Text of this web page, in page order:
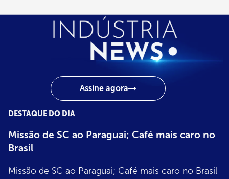
News
Assine agora
DESTAQUE DO DIA
Missão de SC ao Paraguai; Café mais caro no
Brasil
Missão de SC ao Paraguai; Café mais caro no Brasil